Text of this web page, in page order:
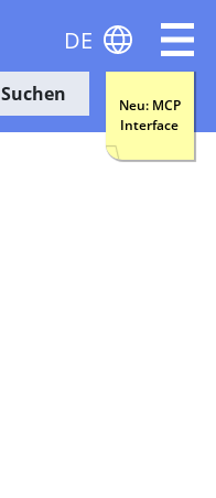
Suchen
Neu: MCP
Interface
DE